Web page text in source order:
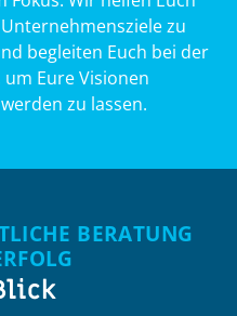
zu
begleiten Euch bei der
Eure Visionen
zu lassen.
BERATUNG